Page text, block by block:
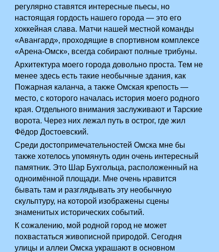
регулярно ставятся интересные пьесы, но
настоящая гордость нашего города — это его
хоккейная слава. Матчи нашей местной команды
«Авангард», проходящие в спортивном комплексе
«Арена-Омск», всегда собирают полные трибуны.
Архитектура моего города довольно проста. Тем не
менее здесь есть такие необычные здания, как
Пожарная каланча, а также Омская крепость —
место, с которого началась история моего родного
края. Отдельного внимания заслуживают и Тарские
ворота. Через них лежал путь в острог, где жил
Фёдор Достоевский.
Среди достопримечательностей Омска мне бы
также хотелось упомянуть один очень интересный
памятник. Это Шар Бухгольца, расположенный на
одноимённой площади. Мне очень нравится
бывать там и разглядывать эту необычную
скульптуру, на которой изображены сцены
знаменитых исторических событий.
К сожалению, мой родной город не может
похвастаться живописной природой. Сегодня
улицы и аллеи Омска украшают в основном